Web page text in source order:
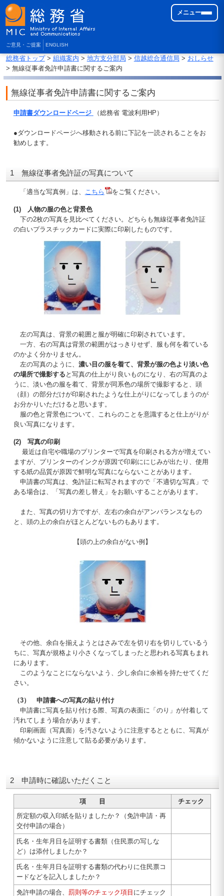
ご意見・ご提案 ENGLISH
メニュー
総務省トップ> 組織案内 > 地方支分部局 > 信越総合通信局 > おしらせ
> 無線従事者免許申請書に関するご案内
無線従事者免許申請書に関するご案内
申請書ダウンロードページ （総務省 電波利用HP）
●ダウンロードページへ移動される前に下記を一読されることをお
勧めします。
1 無線従事者免許証の写真について
「適当な写真例」は、 こちら をご覧ください。
(1) 人物の服の色と背景色
下の2枚の写真を見比べてください。どちらも無線従事者免許証
の白いプラスチックカードに実際に印刷したものです。
左の写真は、背景の範囲と服が明確に印刷されています。
一方、右の写真は背景の範囲がはっきりせず、服も何を着ている
のかよく分かりません。
左の写真のように、 濃い目の服を着て、背景が服の色より淡い色
の場所で撮影する と写真の仕上がり良いものになり、右の写真のよ
うに、淡い色の服を着て、背景が同系色の場所で撮影すると、頭
（顔）の部分だけが印刷されたような仕上がりになってしまうのが
お分かりいただけると思います。
服の色と背景色について、これらのことを意識すると仕上がりが
良い写真になります。
(2) 写真の印刷
最近は自宅や職場のプリンターで写真を印刷される方が増えてい
ますが、プリンターのインクが原因で印刷ににじみが出たり、使用
する紙の品質が原因で鮮明な写真にならないことがあります。
申請書の写真は、免許証に転写されますので「不適切な写真」で
ある場合は、「写真の差し替え」をお願いすることがあります。
また、写真の切り方ですが、左右の余白がアンバランスなもの
と、頭の上の余白がほとんどないものもあります。
【頭の上の余白がない例】
その他、余白を揃えようとはさみで左を切り右を切りしているう
ちに、写真が規格より小さくなってしまったと思われる写真もまれ
にあります。
このようなことにならないよう、少し余白に余裕を持たせてくだ
さい。
（3） 申請書への写真の貼り付け
申請書に写真を貼り付ける際、写真の表面に「のり」が付着して
汚れてしまう場合があります。
印刷画面（写真面）を汚さないように注意するとともに、写真が
傾かないように注意して貼る必要があります。
2 申請時に確認いただくこと
項 目
チェック
所定額の収入印紙を貼りましたか？（免許申請・再
交付申請の場合）
氏名・生年月日を証明する書類（住民票の写しな
ど）は添付しましたか？
氏名・生年月日を証明する書類の代わりに住民票コ
ードなどを記入しましたか？
免許申請の場合、 罰則等のチェック項目 にチェック